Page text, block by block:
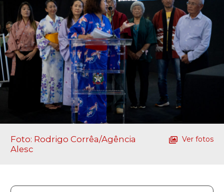
Foto: Rodrigo Corrêa/Agência
Alesc
Ver fotos